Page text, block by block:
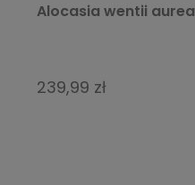
Alocasia wentii aurea
239,99 zł